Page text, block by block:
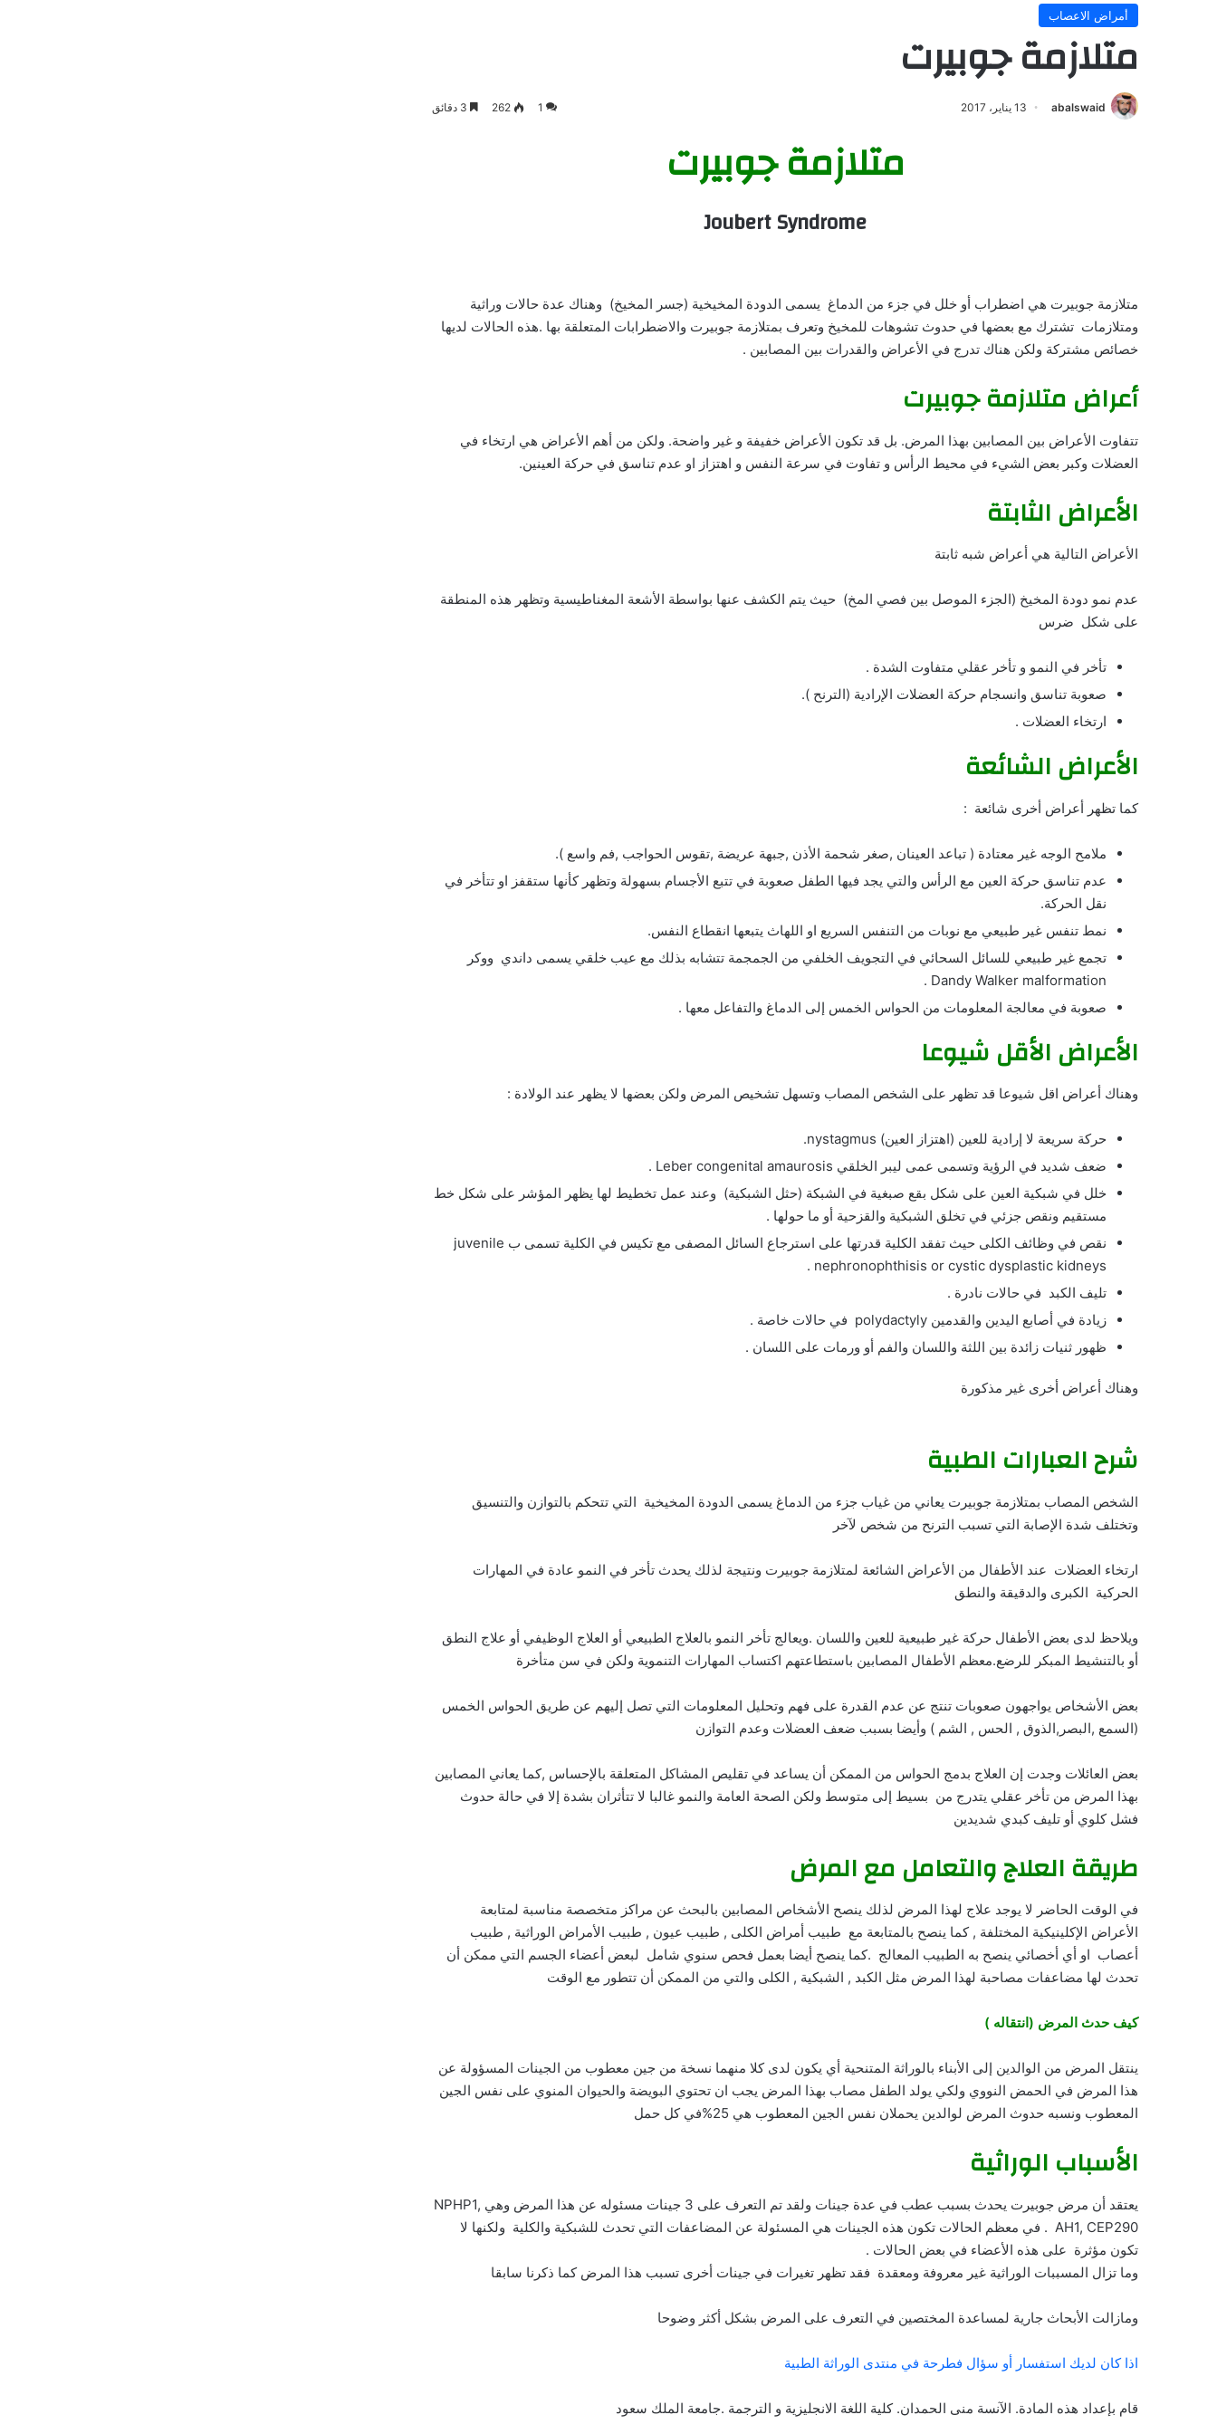
أمراض الاعصاب
متلازمة جوبيرت
abalswaid 13 يناير، 2017 1
262
متلازمة جوبيرت
Joubert Syndrome
متلازمة جوبيرت هي اضطراب أو خلل في جزء من الدماغ يسمى الدودة المخيخية (جسر المخيخ) وهناك عدة حالات وراثية
ومتلازمات تشترك مع بعضها في حدوث تشوهات للمخيخ وتعرف بمتلازمة جوبيرت والاضطرابات المتعلقة بها .هذه الحالات لديها
خصائص مشتركة ولكن هناك تدرج في الأعراض والقدرات بين المصابين .
أعراض متلازمة جوبيرت
تتفاوت الأعراض بين المصابين بهذا المرض. بل قد تكون الأعراض خفيفة و غير واضحة. ولكن من أهم الأعراض هي ارتخاء في
العضلات وكبر بعض الشيء في محيط الرأس و تفاوت في سرعة النفس و اهتزاز او عدم تناسق في حركة العينين.
الأعراض الثابتة
الأعراض التالية هي أعراض شبه ثابتة
عدم نمو دودة المخيخ (الجزء الموصل بين فصي المخ) حيث يتم الكشف عنها بواسطة الأشعة المغناطيسية وتظهر هذه المنطقة
على شكل ضرس
تأخر في النمو و تأخر عقلي متفاوت الشدة .
صعوبة تناسق وانسجام حركة العضلات الإرادية (الترنح ).
ارتخاء العضلات .
الأعراض الشائعة
كما تظهر أعراض أخرى شائعة :
ملامح الوجه غير معتادة ( تباعد العينان ,صغر شحمة الأذن ,جبهة عريضة ,تقوس الحواجب ,فم واسع ).
عدم تناسق حركة العين مع الرأس والتي يجد فيها الطفل صعوبة في تتبع الأجسام بسهولة وتظهر كأنها ستقفز او تتأخر في
نقل الحركة.
نمط تنفس غير طبيعي مع نوبات من التنفس السريع او اللهاث يتبعها انقطاع النفس.
تجمع غير طبيعي للسائل السحائي في التجويف الخلفي من الجمجمة تتشابه بذلك مع عيب خلقي يسمى داندي ووكر
Dandy Walker malformation .
صعوبة في معالجة المعلومات من الحواس الخمس إلى الدماغ والتفاعل معها .
الأعراض الأقل شيوعا
وهناك أعراض اقل شيوعا قد تظهر على الشخص المصاب وتسهل تشخيص المرض ولكن بعضها لا يظهر عند الولادة :
حركة سريعة لا إرادية للعين (اهتزاز العين) nystagmus.
ضعف شديد في الرؤية وتسمى عمى ليبر الخلقي Leber congenital amaurosis .
خلل في شبكية العين على شكل بقع صبغية في الشبكة (حثل الشبكية) وعند عمل تخطيط لها يظهر المؤشر على شكل خط
مستقيم ونقص جزئي في تخلق الشبكية والقزحية أو ما حولها .
نقص في وظائف الكلى حيث تفقد الكلية قدرتها على استرجاع السائل المصفى مع تكيس في الكلية تسمى ب juvenile
nephronophthisis or cystic dysplastic kidneys .
تليف الكبد في حالات نادرة .
زيادة في أصابع اليدين والقدمين polydactyly في حالات خاصة .
ظهور ثنيات زائدة بين اللثة واللسان والفم أو ورمات على اللسان .
وهناك أعراض أخرى غير مذكورة
شرح العبارات الطبية
الشخص المصاب بمتلازمة جوبيرت يعاني من غياب جزء من الدماغ يسمى الدودة المخيخية التي تتحكم بالتوازن والتنسيق
وتختلف شدة الإصابة التي تسبب الترنح من شخص لآخر
ارتخاء العضلات عند الأطفال من الأعراض الشائعة لمتلازمة جوبيرت ونتيجة لذلك يحدث تأخر في النمو عادة في المهارات
الحركية الكبرى والدقيقة والنطق
ويلاحظ لدى بعض الأطفال حركة غير طبيعية للعين واللسان .ويعالج تأخر النمو بالعلاج الطبيعي أو العلاج الوظيفي أو علاج النطق
أو بالتنشيط المبكر للرضع.معظم الأطفال المصابين باستطاعتهم اكتساب المهارات التنموية ولكن في سن متأخرة
بعض الأشخاص يواجهون صعوبات تنتج عن عدم القدرة على فهم وتحليل المعلومات التي تصل إليهم عن طريق الحواس الخمس
(السمع ,البصر,الذوق , الحس , الشم ) وأيضا بسبب ضعف العضلات وعدم التوازن
بعض العائلات وجدت إن العلاج بدمج الحواس من الممكن أن يساعد في تقليص المشاكل المتعلقة بالإحساس ,كما يعاني المصابين
بهذا المرض من تأخر عقلي يتدرج من بسيط إلى متوسط ولكن الصحة العامة والنمو غالبا لا تتأثران بشدة إلا في حالة حدوث
فشل كلوي أو تليف كبدي شديدين
طريقة العلاج والتعامل مع المرض
في الوقت الحاضر لا يوجد علاج لهذا المرض لذلك ينصح الأشخاص المصابين بالبحث عن مراكز متخصصة مناسبة لمتابعة
الأعراض الإكلينيكية المختلفة , كما ينصح بالمتابعة مع طبيب أمراض الكلى , طبيب عيون , طبيب الأمراض الوراثية , طبيب
أعصاب او أي أخصائي ينصح به الطبيب المعالج .كما ينصح أيضا بعمل فحص سنوي شامل لبعض أعضاء الجسم التي ممكن أن
تحدث لها مضاعفات مصاحبة لهذا المرض مثل الكبد , الشبكية , الكلى والتي من الممكن أن تتطور مع الوقت
كيف حدث المرض (انتقاله )
ينتقل المرض من الوالدين إلى الأبناء بالوراثة المتنحية أي يكون لدى كلا منهما نسخة من جين معطوب من الجينات المسؤولة عن
هذا المرض في الحمض النووي ولكي يولد الطفل مصاب بهذا المرض يجب ان تحتوي البويضة والحيوان المنوي على نفس الجين
المعطوب ونسبه حدوث المرض لوالدين يحملان نفس الجين المعطوب هي 25%في كل حمل
الأسباب الوراثية
يعتقد أن مرض جوبيرت يحدث بسبب عطب في عدة جينات ولقد تم التعرف على 3 جينات مسئوله عن هذا المرض وهي NPHP1,
AH1, CEP290 . في معظم الحالات تكون هذه الجينات هي المسئولة عن المضاعفات التي تحدث للشبكية والكلية ولكنها لا
تكون مؤثرة على هذه الأعضاء في بعض الحالات .
وما تزال المسببات الوراثية غير معروفة ومعقدة فقد تظهر تغيرات في جينات أخرى تسبب هذا المرض كما ذكرنا سابقا
ومازالت الأبحاث جارية لمساعدة المختصين في التعرف على المرض بشكل أكثر وضوحا
اذا كان لديك استفسار أو سؤال فطرحة في منتدى الوراثة الطبية
قام بإعداد هذه المادة. الآنسة منى الحمدان. كلية اللغة الانجليزية و الترجمة .جامعة الملك سعود